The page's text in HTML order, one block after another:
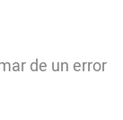
de un error